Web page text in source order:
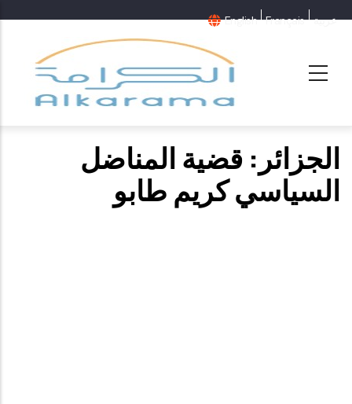
English Français عربية
الجزائر: قضية المناضل
السياسي كريم طابو